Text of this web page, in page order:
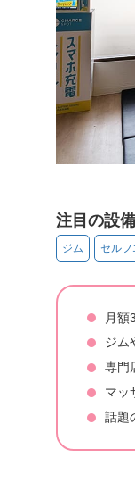
注目の設備
ジム セルフ
月額
ジム
専門
マッ
話題